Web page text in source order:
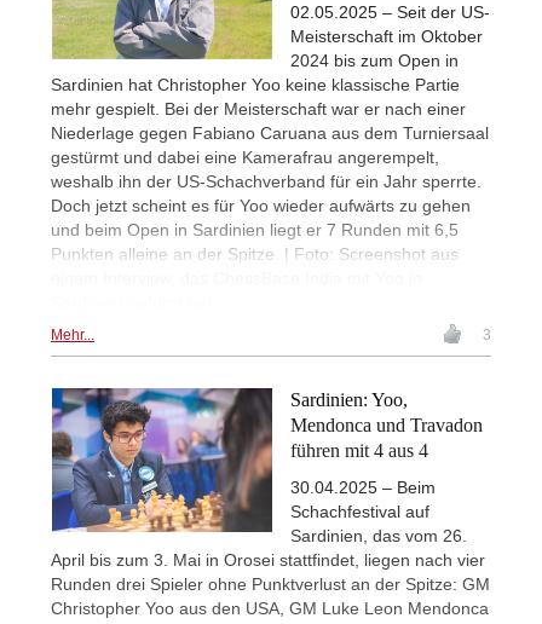
02.05.2025 – Seit der US-
Meisterschaft im Oktober
2024 bis zum Open in
Sardinien hat Christopher Yoo keine klassische Partie
mehr gespielt. Bei der Meisterschaft war er nach einer
Niederlage gegen Fabiano Caruana aus dem Turniersaal
gestürmt und dabei eine Kamerafrau angerempelt,
weshalb ihn der US-Schachverband für ein Jahr sperrte.
Doch jetzt scheint es für Yoo wieder aufwärts zu gehen
und beim Open in Sardinien liegt er 7 Runden mit 6,5
Punkten alleine an der Spitze. | Foto: Screenshot aus
Mehr... 3
Sardinien: Yoo,
Mendonca und Travadon
führen mit 4 aus 4
30.04.2025 – Beim
Schachfestival auf
Sardinien, das vom 26.
April bis zum 3. Mai in Orosei stattfindet, liegen nach vier
Runden drei Spieler ohne Punktverlust an der Spitze: GM
Christopher Yoo aus den USA, GM Luke Leon Mendonca